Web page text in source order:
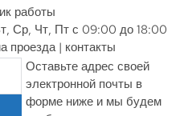
работы
Ср, Чт, Пт с 09:00 до 18:00
проезда | контакты
Оставьте адрес своей
электронной почты в
форме ниже и мы будем